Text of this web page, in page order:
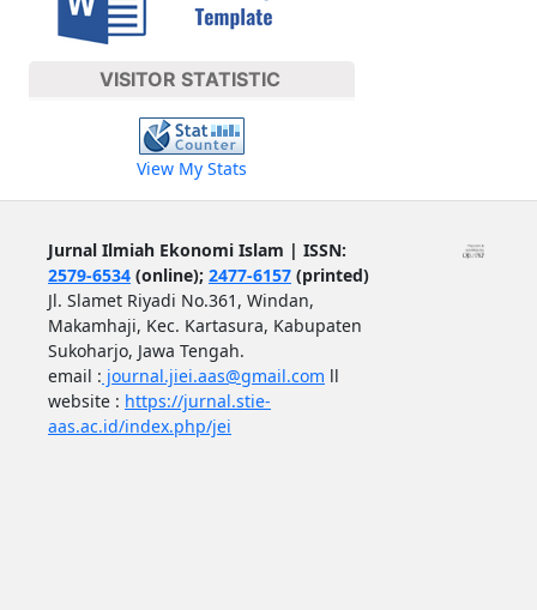
VISITOR STATISTIC
View My Stats
Jurnal Ilmiah Ekonomi Islam | ISSN:
2579-6534(online); 2477-6157(printed)
Jl. Slamet Riyadi No.361, Windan,
Makamhaji, Kec. Kartasura, Kabupaten
Sukoharjo, Jawa Tengah.
email : journal.jiei.aas@gmail.com ll
website : https://jurnal.stie-
aas.ac.id/index.php/jei